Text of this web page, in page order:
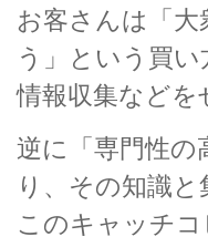
お客さんは「
う」という買い
情報収集など
逆に「専門性の
り、その知識
このキャッチ